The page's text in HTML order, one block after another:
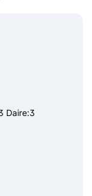
Daire:3